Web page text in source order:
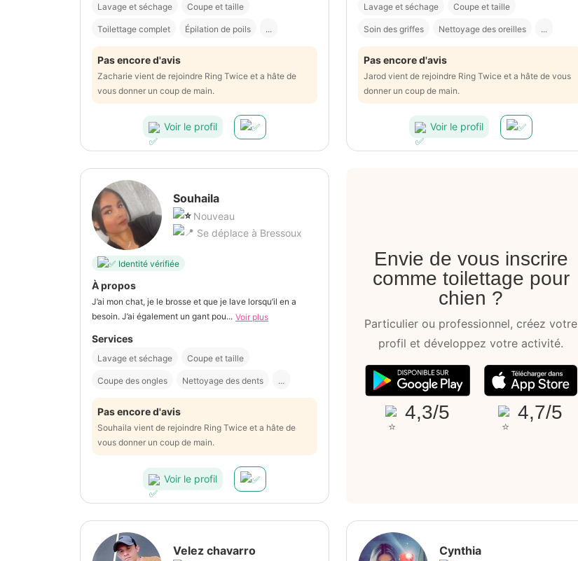
Lavage et séchage Coupe et taille
Toilettage complet Épilation de poils ...
Pas encore d'avis
Zacharie vient de rejoindre Ring Twice et a hâte de
vous donner un coup de main.
Voir le profil
Lavage et séchage Coupe et taille
Soin des griffes Nettoyage des oreilles ...
Pas encore d'avis
Jarod vient de rejoindre Ring Twice et a hâte de vous
donner un coup de main.
Voir le profil
Souhaila
Nouveau
Se déplace à Bressoux
Identité vérifiée
À propos
J’ai mon chat, je le brosse et que je lave lorsqu’il en a
besoin. J’ai également un gant pou... Voir plus
Services
Lavage et séchage Coupe et taille
Coupe des ongles Nettoyage des dents ...
Pas encore d'avis
Souhaila vient de rejoindre Ring Twice et a hâte de
vous donner un coup de main.
Voir le profil
Envie de vous inscrire
comme toilettage pour
chien ?
Particulier ou professionnel, créez votre
profil et développez votre activité.
4,3/5 4,7/5
Velez chavarro Cynthia